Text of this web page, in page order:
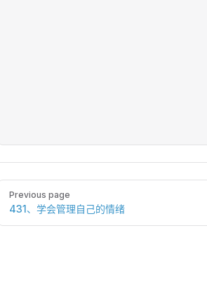
Pager
Previous page
431、学会管理自己的情绪